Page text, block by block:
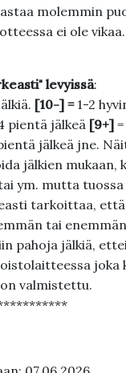
molemmin
ei ole vikaa.
levyissä:
[10-] = 1-2
pientä jälkeä [9+]
jälkeä jne.
jälkien mukaan,
ym. mutta
tarkoittaa, että
tai
pahoja jälkiä,
joka
valmistettu.